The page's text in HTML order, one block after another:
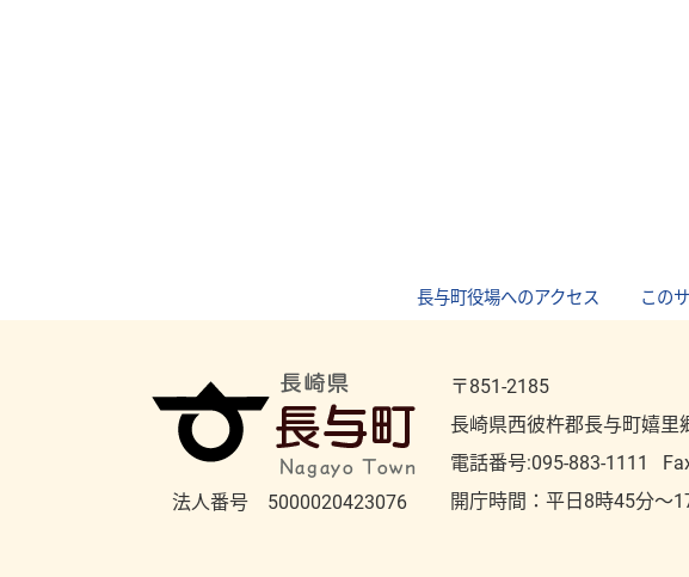
長与町役場へのアクセス この
法人番号 5000020423076
〒851-2185
長崎県西彼杵郡長与町嬉里
電話番号:095-883-1111
開庁時間：平⽇8時45分～